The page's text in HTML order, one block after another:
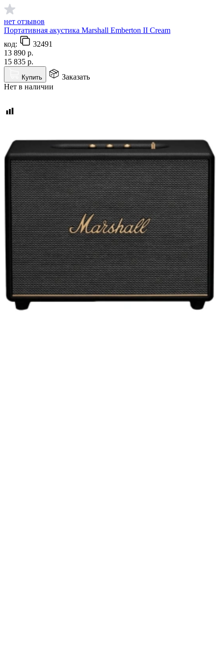
нет отзывов
Портативная акустика Marshall Emberton II Cream
код:
32491
13 890 р.
15 835 р.
Купить
Заказать
Нет в наличии